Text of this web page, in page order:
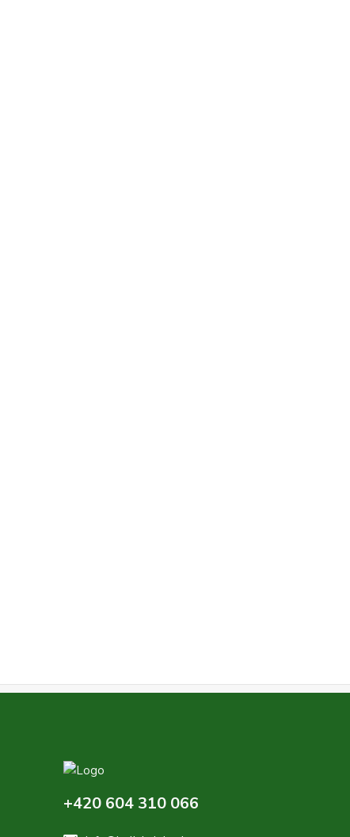
+420 604 310 066